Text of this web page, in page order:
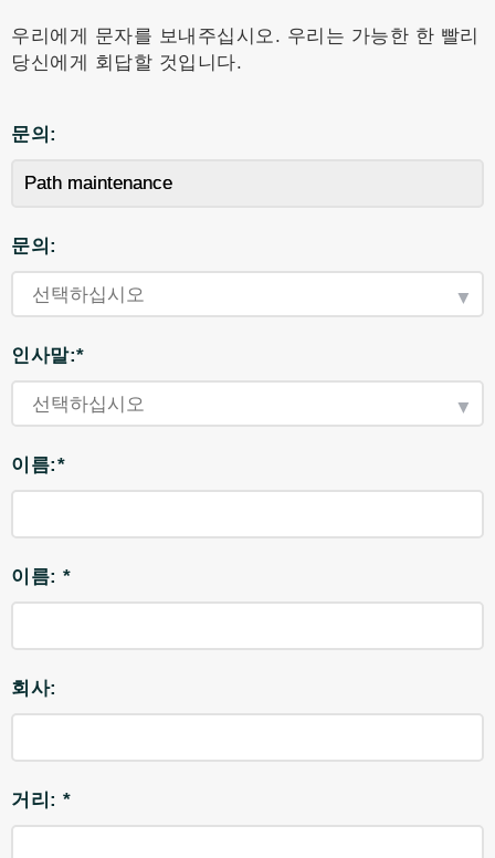
우리에게 문자를 보내주십시오. 우리는 가능한 한 빨리
당신에게 회답할 것입니다.
문의:
문의:
인사말:*
이름:*
이름: *
회사:
거리: *